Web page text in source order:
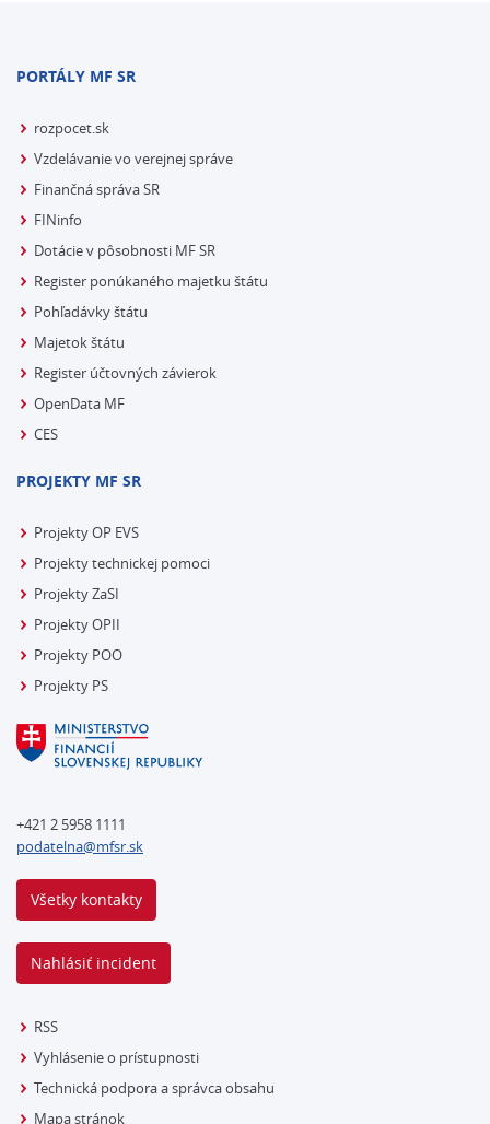
PORTÁLY MF SR
rozpocet.sk
Vzdelávanie vo verejnej správe
Finančná správa SR
FINinfo
Dotácie v pôsobnosti MF SR
Register ponúkaného majetku štátu
Pohľadávky štátu
Majetok štátu
Register účtovných závierok
OpenData MF
CES
PROJEKTY MF SR
Projekty OP EVS
Projekty technickej pomoci
Projekty ZaSI
Projekty OPII
Projekty POO
Projekty PS
+421 2 5958 1111
podatelna@mfsr.sk
Všetky kontakty
Nahlásiť incident
RSS
Vyhlásenie o prístupnosti
Technická podpora a správca obsahu
Mapa stránok